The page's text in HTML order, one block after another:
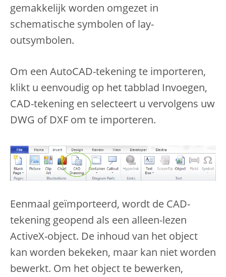
gemakkelijk worden omgezet in
schematische symbolen of lay-
outsymbolen.
Om een AutoCAD-tekening te importeren,
klikt u eenvoudig op het tabblad Invoegen,
CAD-tekening en selecteert u vervolgens uw
DWG of DXF om te importeren.
Eenmaal geïmporteerd, wordt de CAD-
tekening geopend als een alleen-lezen
ActiveX-object. De inhoud van het object
kan worden bekeken, maar kan niet worden
bewerkt. Om het object te bewerken,